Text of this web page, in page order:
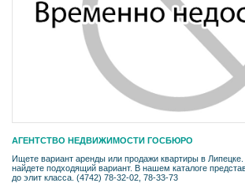
АГЕНТСТВО НЕДВИЖИМОСТИ ГОСБЮРО
Ищете вариант аренды или продажи квартиры в
найдете подходящий вариант. В нашем каталоге
до элит класса. (4742) 78-32-02, 78-33-73